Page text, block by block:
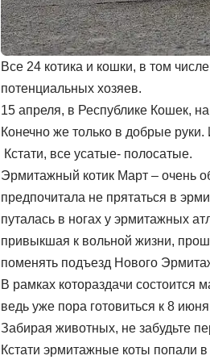
Все 24 котика и кошки, в том
потенциальных хозяев.
15 апреля, в Республике Кошек,
Конечно же только в добрые
Кстати, все усатые- полосатые.
Эрмитажный котик Март – очень
предпочитала не прятаться в
путалась в ногах у эрмитажных
привыкшая к вольной жизни,
поменять подъезд Нового
В рамках котораздачи состоится
ведь уже пора готовиться к 8
Забирая животных, не забудьте
Кстати эрмитажные коты попали